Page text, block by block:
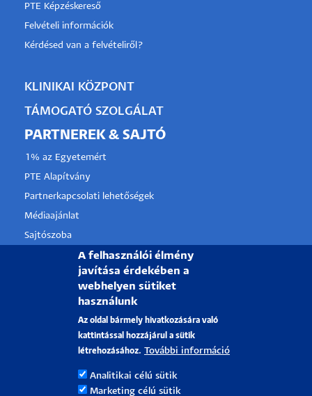
PTE Képzéskereső
Felvételi információk
Kérdésed van a felvételiről?
KLINIKAI KÖZPONT
TÁMOGATÓ SZOLGÁLAT
PARTNEREK & SAJTÓ
1% az Egyetemért
PTE Alapítvány
Partnerkapcsolati lehetőségek
Médiaajánlat
Sajtószoba
Pályázati projektek
PÉCSI TUDOMÁNYEGYETEM
H-7622 Pécs, Vasvári Pál utca. 4.
Tel.:+36-72/501-500
Rektori Kabinet: +36 30/787-2913
A felhasználói élmény
javítása érdekében a
webhelyen sütiket
használunk
Az oldal bármely hivatkozására való
kattintással hozzájárul a sütik
létrehozásához. További információ
Analitikai célú sütik
Marketing célú sütik